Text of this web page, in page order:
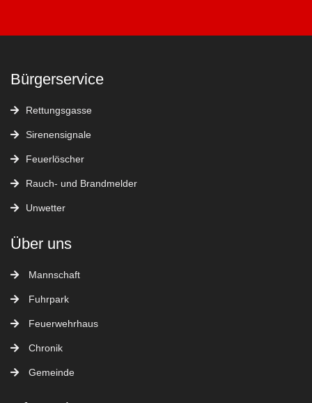
Bürgerservice
Rettungsgasse
Sirenensignale
Feuerlöscher
Rauch- und Brandmelder
Unwetter
Über uns
Mannschaft
Fuhrpark
Feuerwehrhaus
Chronik
Gemeinde